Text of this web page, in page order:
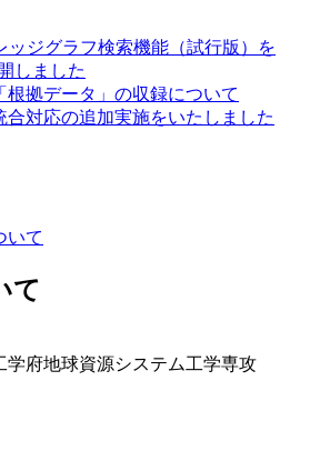
ッジグラフ検索機能（試行版）を
しました
根拠データ」の収録について
合対応の追加実施をいたしました
いて
て
学府地球資源システム工学専攻